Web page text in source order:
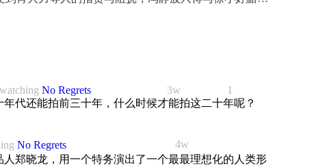
他的和善、踏实工作，还被评为区劳模。而肖大力却被
冯静波的一举一动。此时的冯静波已由一位好老师变成
了坦荡做人的快乐，同时也感到心头的沉重。肖大力的
的女儿抗美青梅竹马，却因父辈们的恩怨无法走到一
发委任状的四阎王已成了海外合作项目的投资者，这令
3w 1
No Regrets
年代还能拍前三十年，什么时候才能拍这二十年呢？
4w
No Regrets
人郑晓龙，用一个特务演出了一个最最理想化的人类形